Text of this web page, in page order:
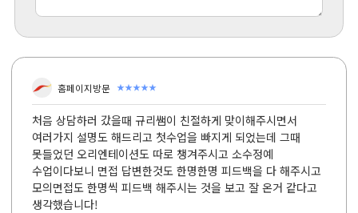
홈페이지방문 ★★★★★
처음 상담하러 갔을때 규리쌤이 친절하게 맞이해주시면서
여러가지 설명도 해드리고 첫수업을 빠지게 되었는데 그때
못들었던 오리엔테이션도 따로 챙겨주시고 소수정예
수업이다보니 면접 답변한것도 한명한명 피드백을 다 해주시고
모의면접도 한명씩 피드백 해주시는 것을 보고 잘 온거 같다고
생각했습니다!